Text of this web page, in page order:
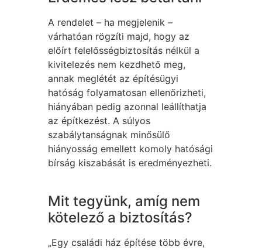
A rendelet – ha megjelenik –
várhatóan rögzíti majd, hogy az
előírt felelősségbiztosítás nélkül a
kivitelezés nem kezdhető meg,
annak meglétét az építésügyi
hatóság folyamatosan ellenőrizheti,
hiányában pedig azonnal leállíthatja
az építkezést. A súlyos
szabálytanságnak minősülő
hiányosság emellett komoly hatósági
bírság kiszabását is eredményezheti.
Mit tegyünk, amíg nem
kötelező a biztosítás?
„Egy családi ház építése több évre,